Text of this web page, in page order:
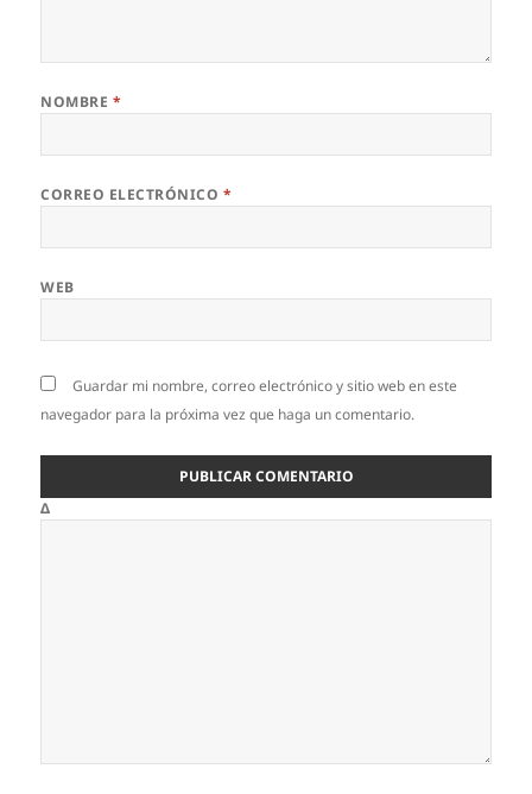
NOMBRE *
CORREO ELECTRÓNICO *
WEB
Guardar mi nombre, correo electrónico y sitio web en este
navegador para la próxima vez que haga un comentario.
Δ